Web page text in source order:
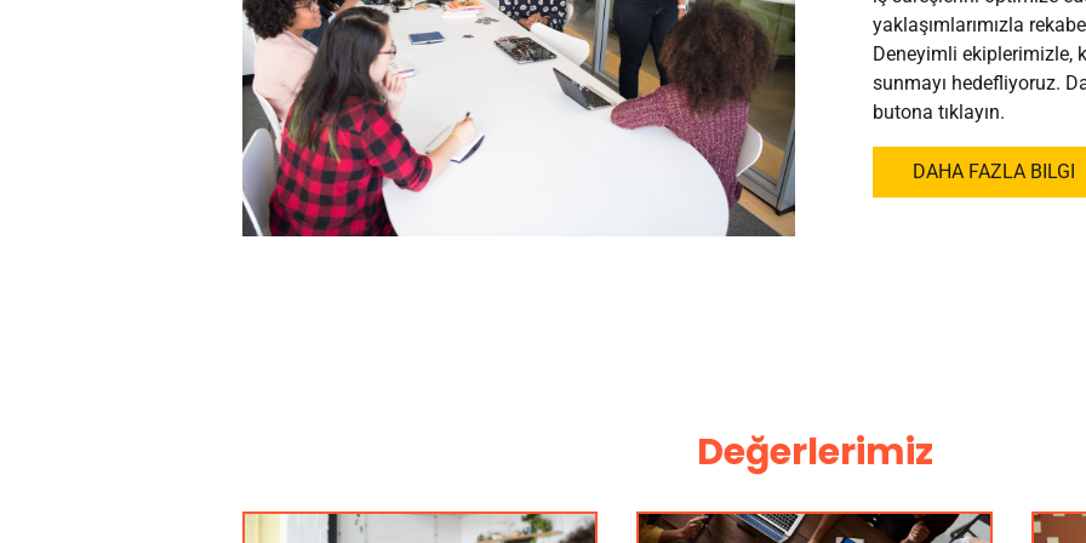
yaklaşımlarımızla
Deneyimli ekiplerimizle,
sunmayı hedefliyoruz.
butona tıklayın.
DAHA FAZLA BILGI
Değerlerimiz